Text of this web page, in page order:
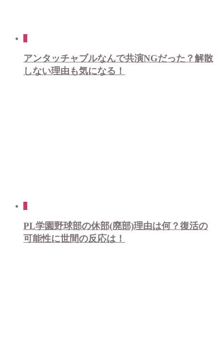
1
アンタッチャブルなんで共演NGだった？解散
しない理由も気になる！
2
PL学園野球部の休部(廃部)理由は何？復活の
可能性に世間の反応は！